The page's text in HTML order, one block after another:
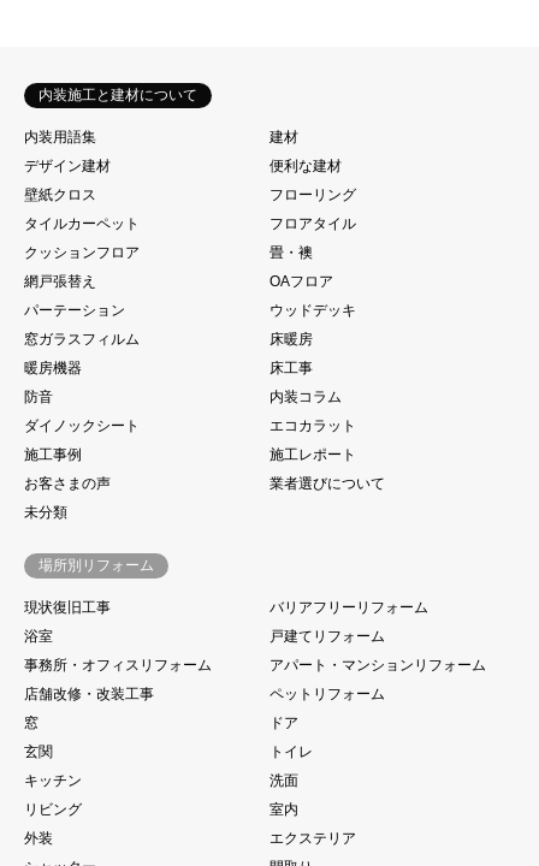
内装施工と建材について
内装用語集
建材
デザイン建材
便利な建材
壁紙クロス
フローリング
タイルカーペット
フロアタイル
クッションフロア
畳・襖
網戸張替え
OAフロア
パーテーション
ウッドデッキ
窓ガラスフィルム
床暖房
暖房機器
床工事
防音
内装コラム
ダイノックシート
エコカラット
施工事例
施工レポート
お客さまの声
業者選びについて
未分類
場所別リフォーム
現状復旧工事
バリアフリーリフォーム
浴室
戸建てリフォーム
事務所・オフィスリフォーム
アパート・マンションリフォーム
店舗改修・改装工事
ペットリフォーム
窓
ドア
玄関
トイレ
キッチン
洗面
リビング
室内
外装
エクステリア